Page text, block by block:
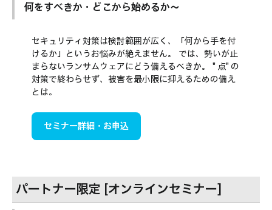
何をすべきか・どこから始めるか〜
セキュリティ対策は検討範囲が広く、「何から手を付
けるか」というお悩みが絶えません。 では、勢いが止
まらないランサムウェアにどう備えるべきか。 "点"の
対策で終わらせず、被害を最小限に抑えるための備え
とは。
セミナー詳細・お申込
パートナー限定 [オンラインセミナー]